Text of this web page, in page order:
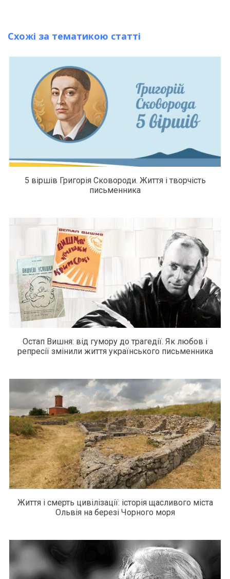
Схожі за тематикою статті
5 віршів Григорія Сковороди. Життя і творчість
письменника
Остап Вишня: від гумору до трагедії. Як любов і
репресії змінили життя українського письменника
Життя і смерть цивілізації: історія щасливого міста
Ольвія на березі Чорного моря